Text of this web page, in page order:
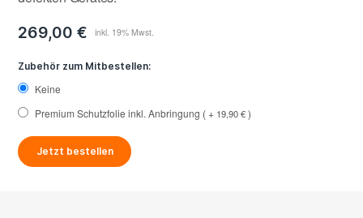
269,00 €
Zubehör zum Mitbestellen:
Keine
Premium Schutzfolie inkl. Anbringung
+ 19,90 €
Jetzt bestellen